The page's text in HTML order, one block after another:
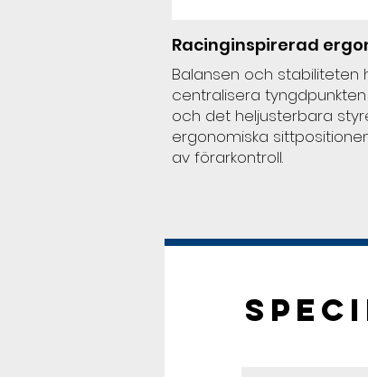
Racinginspirerad
Balansen och stabiliteten
centralisera
och det heljusterbara
ergonomiska
av förarkontroll.